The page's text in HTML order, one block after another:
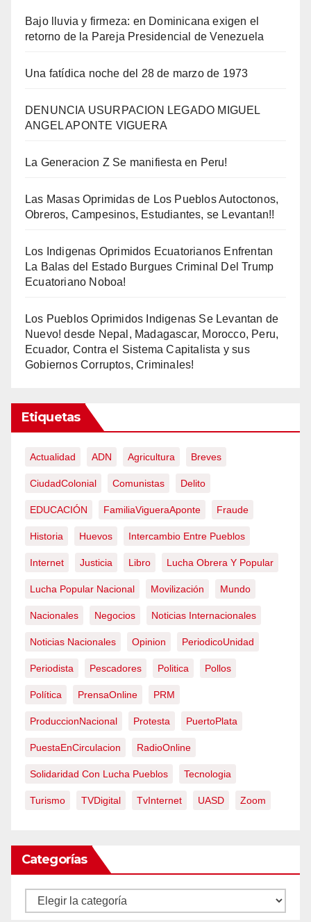
Bajo lluvia y firmeza: en Dominicana exigen el
retorno de la Pareja Presidencial de Venezuela
Una fatídica noche del 28 de marzo de 1973
DENUNCIA USURPACION LEGADO MIGUEL
ANGEL APONTE VIGUERA
La Generacion Z Se manifiesta en Peru!
Las Masas Oprimidas de Los Pueblos Autoctonos,
Obreros, Campesinos, Estudiantes, se Levantan!!
Los Indigenas Oprimidos Ecuatorianos Enfrentan
La Balas del Estado Burgues Criminal Del Trump
Ecuatoriano Noboa!
Los Pueblos Oprimidos Indigenas Se Levantan de
Nuevo! desde Nepal, Madagascar, Morocco, Peru,
Ecuador, Contra el Sistema Capitalista y sus
Gobiernos Corruptos, Criminales!
Etiquetas
Actualidad ADN Agricultura Breves
CiudadColonial Comunistas Delito
EDUCACIÓN FamiliaVigueraAponte Fraude
Historia Huevos Intercambio Entre Pueblos
Internet Justicia Libro Lucha Obrera Y Popular
Lucha Popular Nacional Movilización Mundo
Nacionales Negocios Noticias Internacionales
Noticias Nacionales Opinion PeriodicoUnidad
Periodista Pescadores Politica Pollos
Política PrensaOnline PRM
ProduccionNacional Protesta PuertoPlata
PuestaEnCirculacion RadioOnline
Solidaridad Con Lucha Pueblos Tecnologia
Turismo TVDigital TvInternet UASD Zoom
Categorías
Categorías